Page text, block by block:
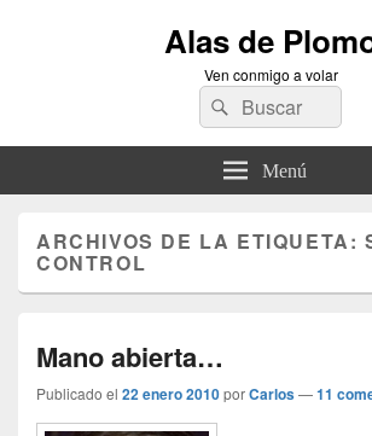
Alas de
Ven conmigo a volar
Buscar
por:
Buscar
Menú
ARCHIVOS DE LA ETIQUETA:
CONTROL
Mano abierta…
Publicado el 22 enero 2010porCarlos—11